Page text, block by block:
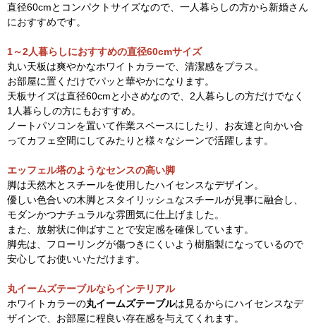
直径60cmとコンパクトサイズなので、一人暮らしの方から新婚さん
におすすめです。
1～2人暮らしにおすすめの直径60cmサイズ
丸い天板は爽やかなホワイトカラーで、清潔感をプラス。
お部屋に置くだけでパッと華やかになります。
天板サイズは直径60cmと小さめなので、2人暮らしの方だけでなく
1人暮らしの方にもおすすめ。
ノートパソコンを置いて作業スペースにしたり、お友達と向かい合
ってカフェ空間にしてみたりと様々なシーンで活躍します。
エッフェル塔のようなセンスの高い脚
脚は天然木とスチールを使用したハイセンスなデザイン。
優しい色合いの木脚とスタイリッシュなスチールが見事に融合し、
モダンかつナチュラルな雰囲気に仕上げました。
また、放射状に伸ばすことで安定感を確保しています。
脚先は、フローリングが傷つきにくいよう樹脂製になっているので
安心してお使いいただけます。
丸イームズテーブルならインテリアル
ホワイトカラーの丸イームズテーブルは見るからにハイセンスなデ
ザインで、お部屋に程良い存在感を与えてくれます。